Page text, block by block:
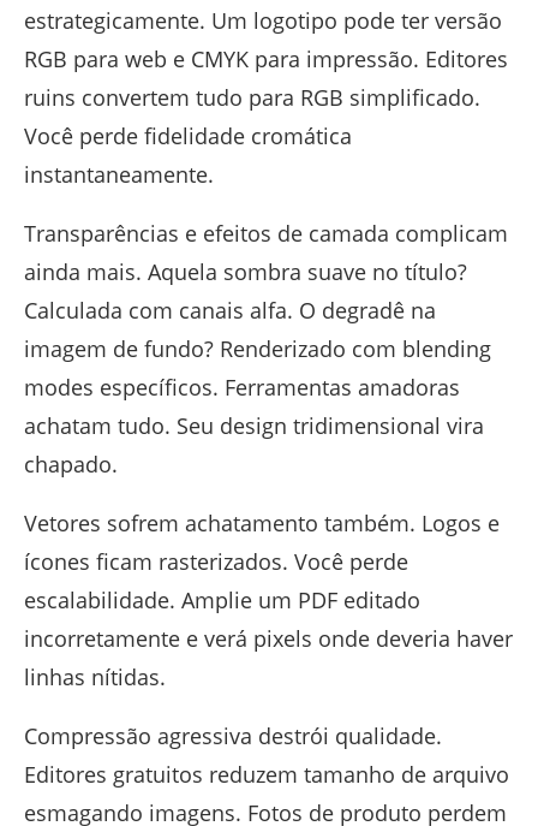
estrategicamente. Um logotipo pode ter versão
RGB para web e CMYK para impressão. Editores
ruins convertem tudo para RGB simplificado.
Você perde fidelidade cromática
instantaneamente.
Transparências e efeitos de camada complicam
ainda mais. Aquela sombra suave no título?
Calculada com canais alfa. O degradê na
imagem de fundo? Renderizado com blending
modes específicos. Ferramentas amadoras
achatam tudo. Seu design tridimensional vira
chapado.
Vetores sofrem achatamento também. Logos e
ícones ficam rasterizados. Você perde
escalabilidade. Amplie um PDF editado
incorretamente e verá pixels onde deveria haver
linhas nítidas.
Compressão agressiva destrói qualidade.
Editores gratuitos reduzem tamanho de arquivo
esmagando imagens. Fotos de produto perdem